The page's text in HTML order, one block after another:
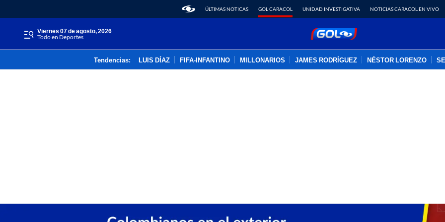
ÚLTIMAS NOTICAS GOL CARACOL UNIDAD INVESTIGATIVA NOTICIAS CARACOL EN VIVO
viernes 07 de agosto, 2026
Todo en Deportes
Tendencias: LUIS DÍAZ FIFA-INFANTINO MILLONARIOS JAMES RODRÍGUEZ NÉSTOR LORENZO